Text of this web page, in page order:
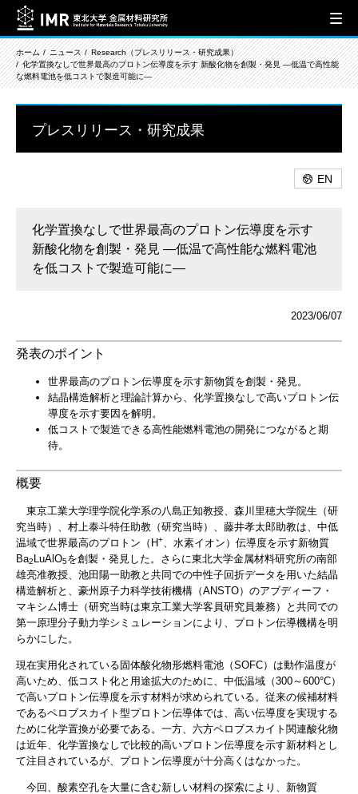
ホーム ニュース
Research（プレスリリース・研究成果）
化学置換なしで世界最高のプロトン伝導度を示す 新酸化物を創製・発見 ―低温で高性能
な燃料電池を低コストで製造可能に―
プレスリリース・研究成果
EN
化学置換なしで世界最高のプロトン伝導度を示す
新酸化物を創製・発見 ―低温で高性能な燃料電池
を低コストで製造可能に―
2023/06/07
発表のポイント
世界最高のプロトン伝導度を示す新物質を創製・発見。
結晶構造解析と理論計算から、化学置換なしで高いプロトン伝
導度を示す要因を解明。
低コストで製造できる高性能燃料電池の開発につながると期
待。
概要
東京工業大学理学院化学系の八島正知教授、森川里穂大学院生（研
究当時）、村上泰斗特任助教（研究当時）、藤井孝太郎助教は、中低
温域で世界最高のプロトン（H+、水素イオン）伝導度を示す新物質
Ba2 LuAlO5を創製・発見した。さらに東北大学金属材料研究所の南部
雄亮准教授、池田陽一助教と共同での中性子回折データを用いた結晶
構造解析と、豪州原子力科学技術機構（ANSTO）のアブディーフ・
マキシム博士（研究当時は東京工業大学客員研究員兼務）と共同での
第一原理分子動力学シミュレーションにより、プロトン伝導機構を明
らかにした。
現在実用化されている固体酸化物形燃料電池（SOFC）は動作温度が
高いため、低コスト化と用途拡大のために、中低温域（300～600°C）
で高いプロトン伝導度を示す材料が求められている。従来の候補材料
であるペロブスカイト型プロトン伝導体では、高い伝導度を実現する
ために化学置換が必要である。一方、六方ペロブスカイト関連酸化物
は近年、化学置換なしで比較的高いプロトン伝導度を示す新材料とし
て注目されているが、プロトン伝導度が十分高くはなかった。
今回、酸素空孔を大量に含む新しい材料の探索により、新物質